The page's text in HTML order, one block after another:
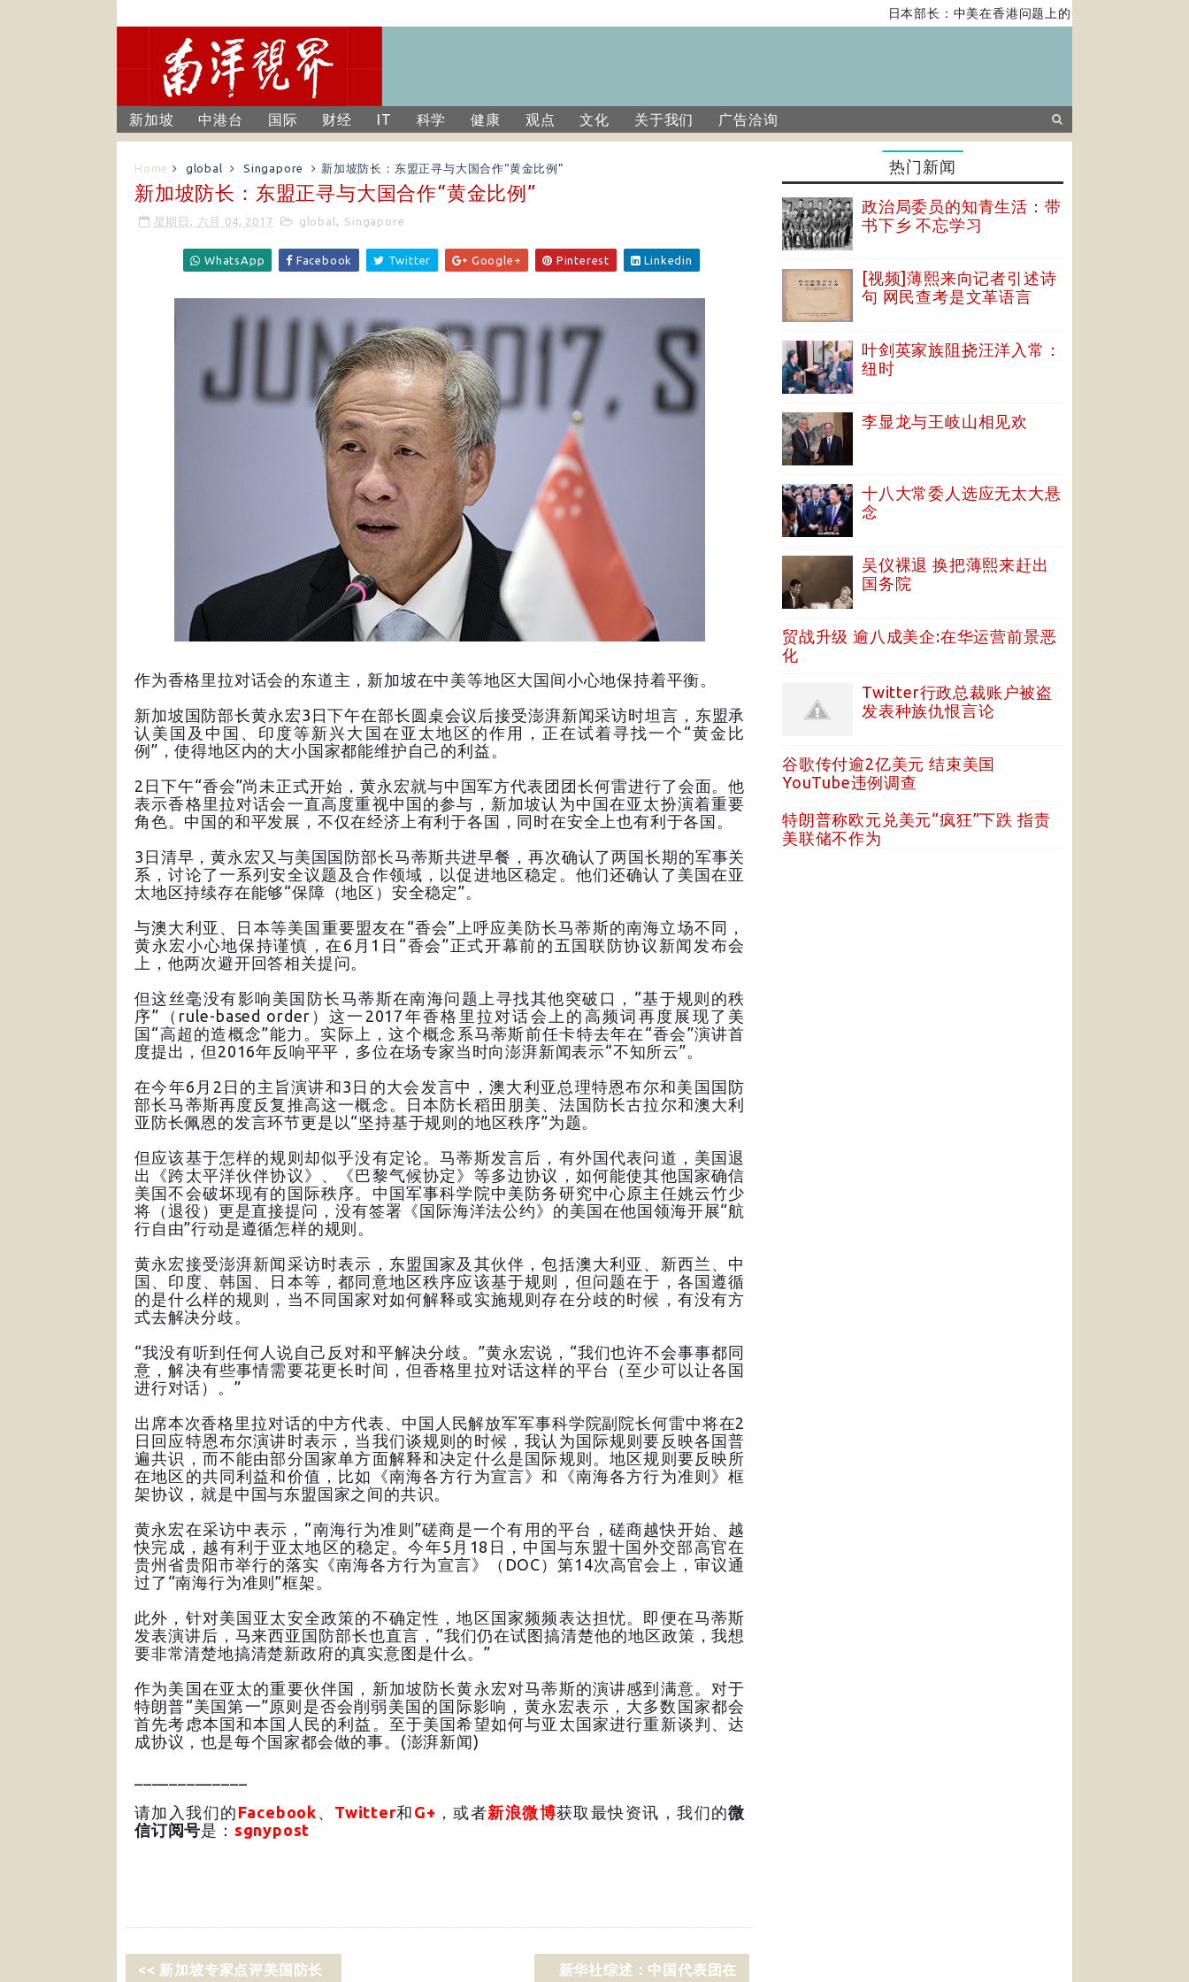
日本部长：中美在香港问题上的紧张关系对全球经济构成
新加坡 中港台 国际 财经 IT 科学 健康 观点 文化 关于我们 广告洽询
Home global Singapore 新加坡防长：东盟正寻与大国合作“黄金比例”
新加坡防长：东盟正寻与大国合作“黄金比例”
星期日, 六月 04, 2017 global , Singapore
WhatsApp Facebook Twitter Google+ Pinterest Linkedin
作为香格里拉对话会的东道主，新加坡在中美等地区大国间小心地保持着平衡。
新加坡国防部长黄永宏3日下午在部长圆桌会议后接受澎湃新闻采访时坦言，东盟承
认美国及中国、印度等新兴大国在亚太地区的作用，正在试着寻找一个“黄金比
例”，使得地区内的大小国家都能维护自己的利益。
2日下午“香会”尚未正式开始，黄永宏就与中国军方代表团团长何雷进行了会面。他
表示香格里拉对话会一直高度重视中国的参与，新加坡认为中国在亚太扮演着重要
角色。中国的和平发展，不仅在经济上有利于各国，同时在安全上也有利于各国。
3日清早，黄永宏又与美国国防部长马蒂斯共进早餐，再次确认了两国长期的军事关
系，讨论了一系列安全议题及合作领域，以促进地区稳定。他们还确认了美国在亚
太地区持续存在能够“保障（地区）安全稳定”。
与澳大利亚、日本等美国重要盟友在“香会”上呼应美防长马蒂斯的南海立场不同，
黄永宏小心地保持谨慎，在6月1日“香会”正式开幕前的五国联防协议新闻发布会
上，他两次避开回答相关提问。
但这丝毫没有影响美国防长马蒂斯在南海问题上寻找其他突破口，“基于规则的秩
序”（rule-based order）这一2017年香格里拉对话会上的高频词再度展现了美
国“高超的造概念”能力。实际上，这个概念系马蒂斯前任卡特去年在“香会”演讲首
度提出，但2016年反响平平，多位在场专家当时向澎湃新闻表示“不知所云”。
在今年6月2日的主旨演讲和3日的大会发言中，澳大利亚总理特恩布尔和美国国防
部长马蒂斯再度反复推高这一概念。日本防长稻田朋美、法国防长古拉尔和澳大利
亚防长佩恩的发言环节更是以“坚持基于规则的地区秩序”为题。
但应该基于怎样的规则却似乎没有定论。马蒂斯发言后，有外国代表问道，美国退
出《跨太平洋伙伴协议》、《巴黎气候协定》等多边协议，如何能使其他国家确信
美国不会破坏现有的国际秩序。中国军事科学院中美防务研究中心原主任姚云竹少
将（退役）更是直接提问，没有签署《国际海洋法公约》的美国在他国领海开展“航
行自由”行动是遵循怎样的规则。
黄永宏接受澎湃新闻采访时表示，东盟国家及其伙伴，包括澳大利亚、新西兰、中
国、印度、韩国、日本等，都同意地区秩序应该基于规则，但问题在于，各国遵循
的是什么样的规则，当不同国家对如何解释或实施规则存在分歧的时候，有没有方
式去解决分歧。
“我没有听到任何人说自己反对和平解决分歧。”黄永宏说，“我们也许不会事事都同
意，解决有些事情需要花更长时间，但香格里拉对话这样的平台（至少可以让各国
进行对话）。”
出席本次香格里拉对话的中方代表、中国人民解放军军事科学院副院长何雷中将在2
日回应特恩布尔演讲时表示，当我们谈规则的时候，我认为国际规则要反映各国普
遍共识，而不能由部分国家单方面解释和决定什么是国际规则。地区规则要反映所
在地区的共同利益和价值，比如《南海各方行为宣言》和《南海各方行为准则》框
架协议，就是中国与东盟国家之间的共识。
黄永宏在采访中表示，“南海行为准则”磋商是一个有用的平台，磋商越快开始、越
快完成，越有利于亚太地区的稳定。今年5月18日，中国与东盟十国外交部高官在
贵州省贵阳市举行的落实《南海各方行为宣言》（DOC）第14次高官会上，审议通
过了“南海行为准则”框架。
此外，针对美国亚太安全政策的不确定性，地区国家频频表达担忧。即便在马蒂斯
发表演讲后，马来西亚国防部长也直言，“我们仍在试图搞清楚他的地区政策，我想
要非常清楚地搞清楚新政府的真实意图是什么。”
作为美国在亚太的重要伙伴国，新加坡防长黄永宏对马蒂斯的演讲感到满意。对于
特朗普“美国第一”原则是否会削弱美国的国际影响，黄永宏表示，大多数国家都会
首先考虑本国和本国人民的利益。至于美国希望如何与亚太国家进行重新谈判、达
成协议，也是每个国家都会做的事。(澎湃新闻)
请加入我们的 Facebook 、 Twitter和 G+ ，或者新浪微博获取最快资讯，我们的微
信订阅号是： sgnypost
<< 新加坡专家点评美国防长
新华社综述：中国代表团在
热门新闻
政治局委员的知青生活：带
书下乡 不忘学习
[视频]薄熙来向记者引述诗
句 网民查考是文革语言
叶剑英家族阻挠汪洋入常：
纽时
李显龙与王岐山相见欢
十八大常委人选应无太大悬
念
吴仪裸退 换把薄熙来赶出
国务院
贸战升级 逾八成美企:在华运营前景恶
化
Twitter行政总裁账户被盗
发表种族仇恨言论
谷歌传付逾2亿美元 结束美国
YouTube违例调查
特朗普称欧元兑美元“疯狂”下跌 指责
美联储不作为